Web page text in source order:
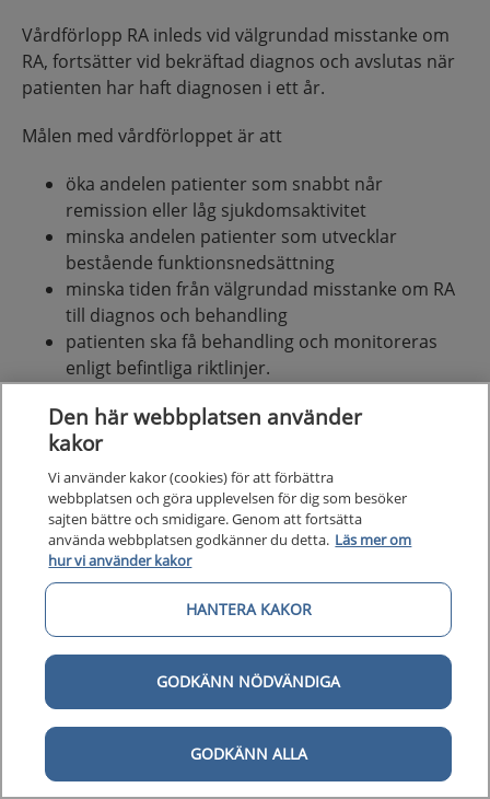
Vårdförlopp RA inleds vid välgrundad misstanke om
RA, fortsätter vid bekräftad diagnos och avslutas när
patienten har haft diagnosen i ett år.
Målen med vårdförloppet är att
öka andelen patienter som snabbt når
remission eller låg sjukdomsaktivitet
minska andelen patienter som utvecklar
bestående funktionsnedsättning
minska tiden från välgrundad misstanke om RA
till diagnos och behandling
patienten ska få behandling och monitoreras
enligt befintliga riktlinjer.
För att följa upp vårdförloppet används bland annat
indikatorer kopplade till behandling,
flertal av indikatorerna följs med hjälp av data från
Svensk Reumatologis Kvalitetsregister, SRQ.
Generellt om personcentrerade och
sammanhållna vårdförlopp
Om vårdförlopp
Personcentrerade och sammanhållna vårdförlopp
syftar till att uppnå ökad jämlikhet, effektivitet och
Den här webbplatsen använder
kakor
Vi använder kakor (cookies) för att förbättra
webbplatsen och göra upplevelsen för dig som besöker
sajten bättre och smidigare. Genom att fortsätta
använda webbplatsen godkänner du detta. Läs mer om
hur vi använder kakor
HANTERA KAKOR
GODKÄNN NÖDVÄNDIGA
GODKÄNN ALLA